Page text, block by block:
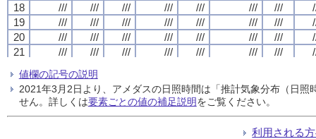
18
/// /// /// /// /// /// ///
19
/// /// /// /// /// /// ///
20
/// /// /// /// /// /// ///
21
/// /// /// /// /// /// ///
23
/// /// ///
24
/// /// /// /// /// /// ///
18
/// /// /// /// /// /// ///
19
/// /// /// /// /// /// ///
20
/// /// /// /// /// /// ///
21
/// /// /// /// /// /// ///
23
/// /// ///
24
/// /// /// /// /// /// ///
18
/// /// /// /// /// /// ///
19
/// /// /// /// /// /// ///
20
/// /// /// /// /// /// ///
21
/// /// /// /// /// /// ///
23
/// /// ///
24
/// /// /// /// /// /// ///
18
/// /// /// /// /// /// ///
19
/// /// /// /// /// /// ///
20
/// /// /// /// /// /// ///
21
/// /// /// /// /// /// ///
23
/// /// ///
24
/// /// /// /// /// /// ///
値欄の記号の説明
2021年3月2日より、アメダスの日照時間は「推計気象分布（日
せん。詳しくは要素ごとの値の補足説明をご覧ください。
利用される